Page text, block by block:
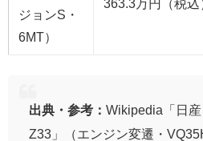
ジョンS・
6MT）
363.3万円（税込
出典・参考： Wikipedia「日
Z33」（エンジン変遷・